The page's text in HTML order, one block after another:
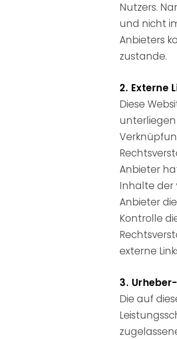
Nutzers.
und nicht
Anbieters
zustande.
2. Externe
Diese
Anbieter
Inhalte der
Anbieter
Kontrolle
externe
3.
Die auf